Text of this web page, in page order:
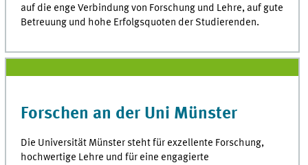
auf die enge Verbindung von Forschung und Lehre, auf gute
Betreuung und hohe Erfolgsquoten der Studierenden.
Forschen an der Uni Münster
Die Universität Münster steht für exzellente Forschung,
hochwertige Lehre und für eine engagierte